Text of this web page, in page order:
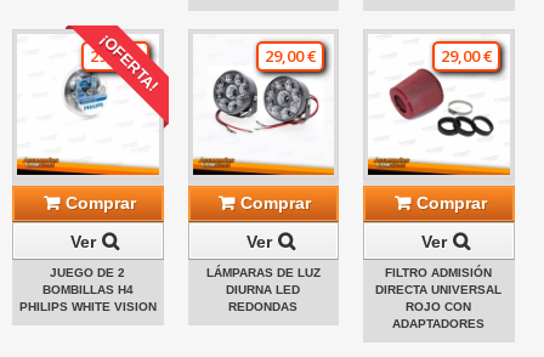
¡OFERTA!
29,00 €
Comprar
Ver
JUEGO DE 2
BOMBILLAS H4
PHILIPS WHITE VISION
29,00 €
Comprar
Ver
LÁMPARAS DE LUZ
DIURNA LED
REDONDAS
29,00 €
Comprar
Ver
FILTRO ADMISIÓN
DIRECTA UNIVERSAL
ROJO CON
ADAPTADORES